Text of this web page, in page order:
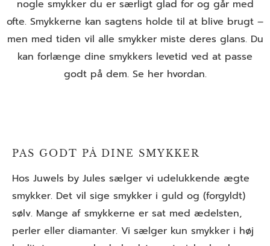
nogle smykker du er særligt glad for og går med
ofte. Smykkerne kan sagtens holde til at blive brugt –
men med tiden vil alle smykker miste deres glans. Du
kan forlænge dine smykkers levetid ved at passe
godt på dem. Se her hvordan.
PAS GODT PÅ DINE SMYKKER
Hos Juwels by Jules sælger vi udelukkende ægte
smykker. Det vil sige smykker i guld og (forgyldt)
sølv. Mange af smykkerne er sat med ædelsten,
perler eller diamanter. Vi sælger kun smykker i høj